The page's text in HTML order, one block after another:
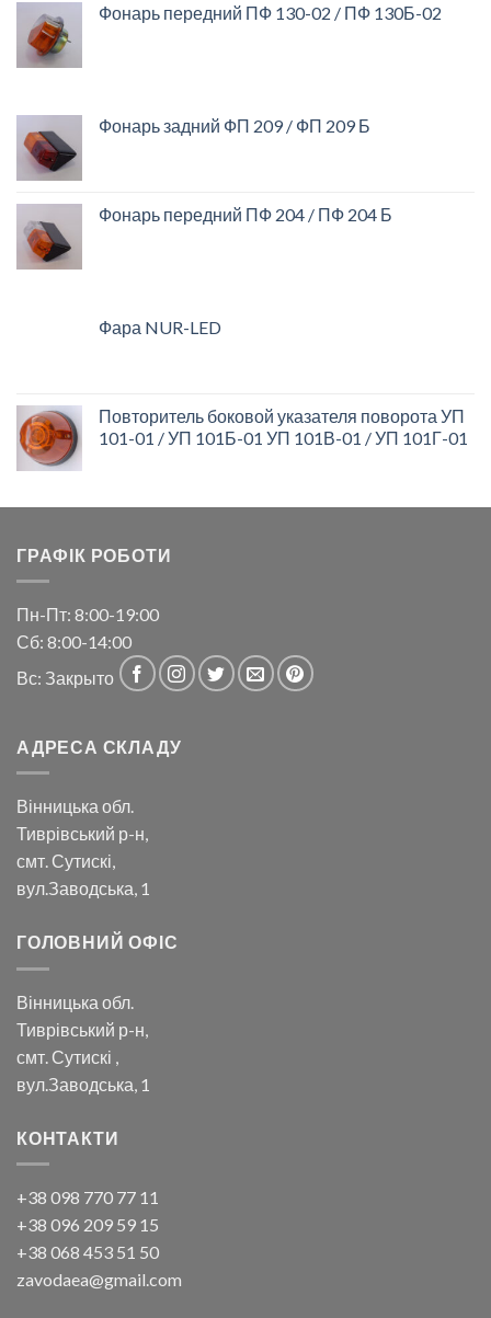
Фонарь передний ПФ 130-02 / ПФ 130Б-02
Фонарь задний ФП 209 / ФП 209 Б
Фонарь передний ПФ 204 / ПФ 204 Б
Фара NUR-LED
Повторитель боковой указателя поворота УП
101-01 / УП 101Б-01 УП 101В-01 / УП 101Г-01
ГРАФІК РОБОТИ
Пн-Пт: 8:00-19:00
Сб: 8:00-14:00
Вс: Закрыто
АДРЕСА СКЛАДУ
Вінницька обл.
Тиврівський р-н,
смт. Сутискі,
вул.Заводська, 1
ГОЛОВНИЙ ОФІС
Вінницька обл.
Тиврівський р-н,
смт. Сутискі ,
вул.Заводська, 1
КОНТАКТИ
+38 098 770 77 11
+38 096 209 59 15
+38 068 453 51 50
zavodaea@gmail.com